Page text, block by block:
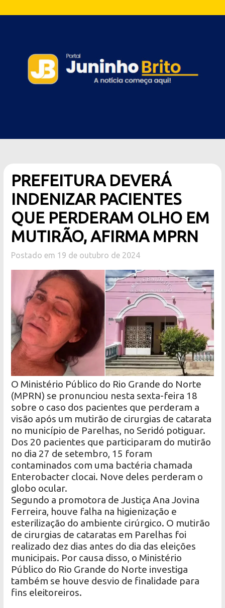
PREFEITURA DEVERÁ
INDENIZAR PACIENTES
QUE PERDERAM OLHO EM
MUTIRÃO, AFIRMA MPRN
Postado em 19 de outubro de 2024
O Ministério Público do Rio Grande do Norte
(MPRN) se pronunciou nesta sexta-feira 18
sobre o caso dos pacientes que perderam a
visão após um mutirão de cirurgias de catarata
no município de Parelhas, no Seridó potiguar.
Dos 20 pacientes que participaram do mutirão
no dia 27 de setembro, 15 foram
contaminados com uma bactéria chamada
Enterobacter clocai. Nove deles perderam o
globo ocular.
Segundo a promotora de Justiça Ana Jovina
Ferreira, houve falha na higienização e
esterilização do ambiente cirúrgico. O mutirão
de cirurgias de cataratas em Parelhas foi
realizado dez dias antes do dia das eleições
municipais. Por causa disso, o Ministério
Público do Rio Grande do Norte investiga
também se houve desvio de finalidade para
fins eleitoreiros.